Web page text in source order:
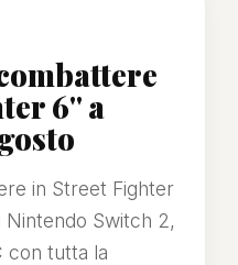
6" a
in Street Fighter
Nintendo Switch 2,
con tutta la